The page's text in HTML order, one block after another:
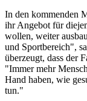
In den kommenden
ihr Angebot für
wollen, weiter
und Sportbereich",
überzeugt, dass der
"Immer mehr
Hand haben, wie
tun."